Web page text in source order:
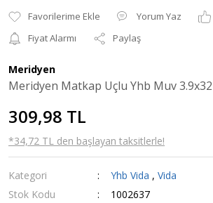
Yorum Yaz
Fiyat Alarmı
Paylaş
Meridyen
Meridyen Matkap Uçlu Yhb Muv
309,98 TL
*34,72 TL den başlayan taksitlerle!
Kategori Yhb Vida ,Vida
Stok Kodu
1002637